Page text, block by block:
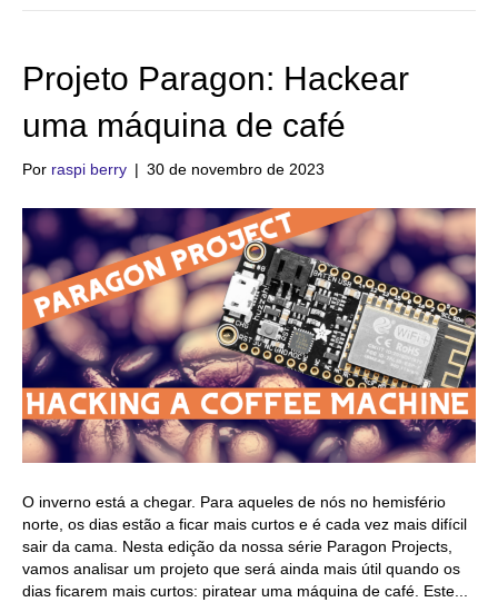
Projeto Paragon: Hackear
uma máquina de café
Por raspi berry | 30 de novembro de 2023
O inverno está a chegar. Para aqueles de nós no hemisfério
norte, os dias estão a ficar mais curtos e é cada vez mais difícil
sair da cama. Nesta edição da nossa série Paragon Projects,
vamos analisar um projeto que será ainda mais útil quando os
dias ficarem mais curtos: piratear uma máquina de café. Este...